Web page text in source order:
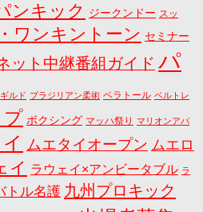
ンキック ジークンドー スッ
ワンキントーン セミナー
ット中継番組ガイド パ
ルド ブラジリアン柔術 ベラトール ベルトレ
プ ボクシング マッハ祭り マリオンアパ
ムエタイオープン ムエロ
イ ラウェイ×アンビータブル ラ
トル名護 九州プロキック